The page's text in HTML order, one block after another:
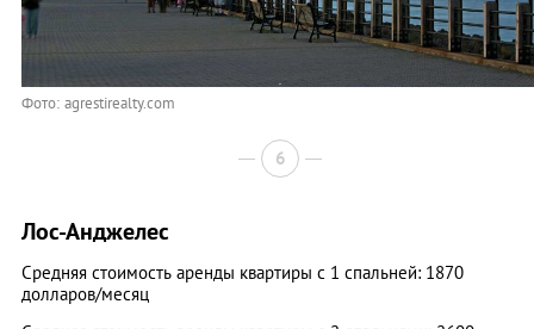
Фото: agrestirealty.com
6
Лос-Анджелес
Средняя стоимость аренды квартиры с 1 спальней: 1870
долларов/месяц